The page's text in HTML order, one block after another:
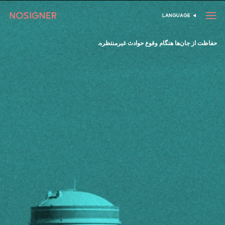
خانه انتخاب زبان
LANGUAGE
حفاظت از جان‌ها هنگام وقوع حوادث غیرمنتظره.